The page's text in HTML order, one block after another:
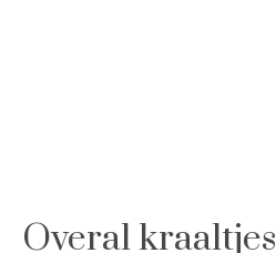
Overal kraaltjes